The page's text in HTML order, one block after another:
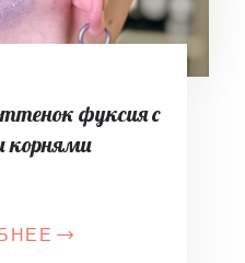
фуксия с